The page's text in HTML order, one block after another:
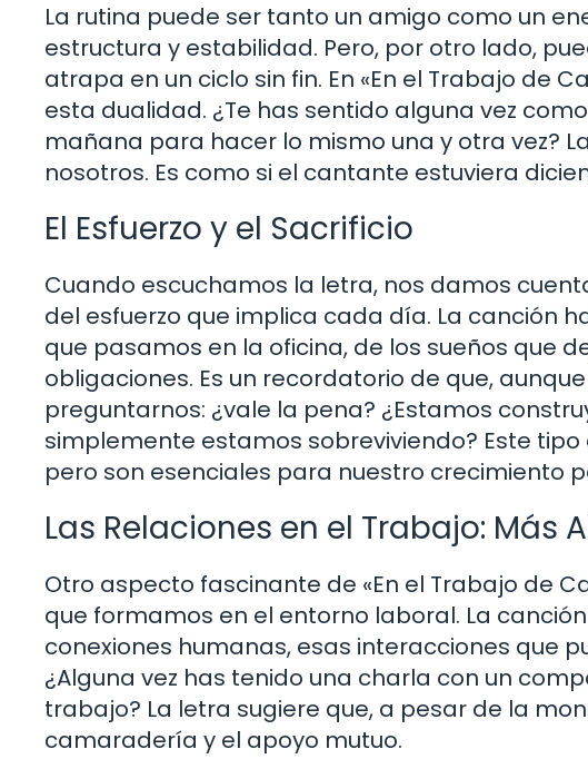
La rutina puede ser tanto un amigo como un
estructura y estabilidad. Pero, por otro lado,
atrapa en un ciclo sin fin. En «En el Trabajo de
esta dualidad. ¿Te has sentido alguna vez
mañana para hacer lo mismo una y otra vez?
nosotros. Es como si el cantante estuviera
El Esfuerzo y el Sacrificio
Cuando escuchamos la letra, nos damos
del esfuerzo que implica cada día. La canción
que pasamos en la oficina, de los sueños que
obligaciones. Es un recordatorio de que,
preguntarnos: ¿vale la pena? ¿Estamos
simplemente estamos sobreviviendo? Este
pero son esenciales para nuestro crecimiento
Las Relaciones en el Trabajo: Más
Otro aspecto fascinante de «En el Trabajo de
que formamos en el entorno laboral. La
conexiones humanas, esas interacciones que
¿Alguna vez has tenido una charla con un
trabajo? La letra sugiere que, a pesar de la
camaradería y el apoyo mutuo.